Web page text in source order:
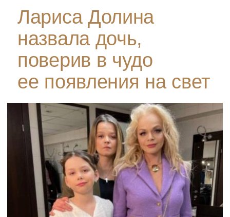
Лариса Долина
назвала дочь,
поверив в чудо
ее появления на свет